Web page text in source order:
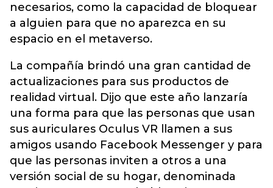
necesarios, como la capacidad de bloquear
a alguien para que no aparezca en su
espacio en el metaverso.
La compañía brindó una gran cantidad de
actualizaciones para sus productos de
realidad virtual. Dijo que este año lanzaría
una forma para que las personas que usan
sus auriculares Oculus VR llamen a sus
amigos usando Facebook Messenger y para
que las personas inviten a otros a una
versión social de su hogar, denominada